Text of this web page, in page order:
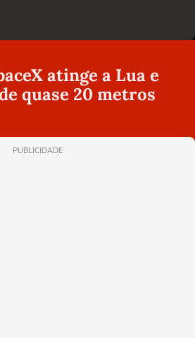
atinge a Lua e
quase 20 metros
PUBLICIDADE